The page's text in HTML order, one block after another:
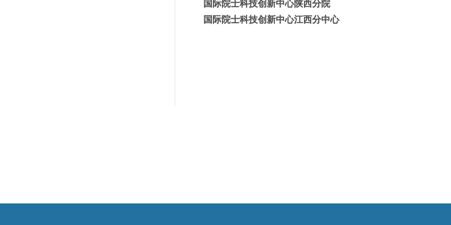
国际院士科技创新中心陕西分院
国际院士科技创新中心江西分中心